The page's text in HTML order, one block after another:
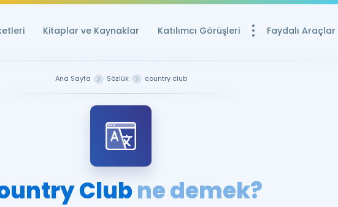
Kitaplar ve Kaynaklar Katılımcı Görüşleri Faydalı Araçlar
Ücretsiz Kaynaklar
YDS ve YÖKDİL Puan Hesaplama
Remzi Hoca ile seni
Ana Sayfa Sözlük country club
Clubne demek?